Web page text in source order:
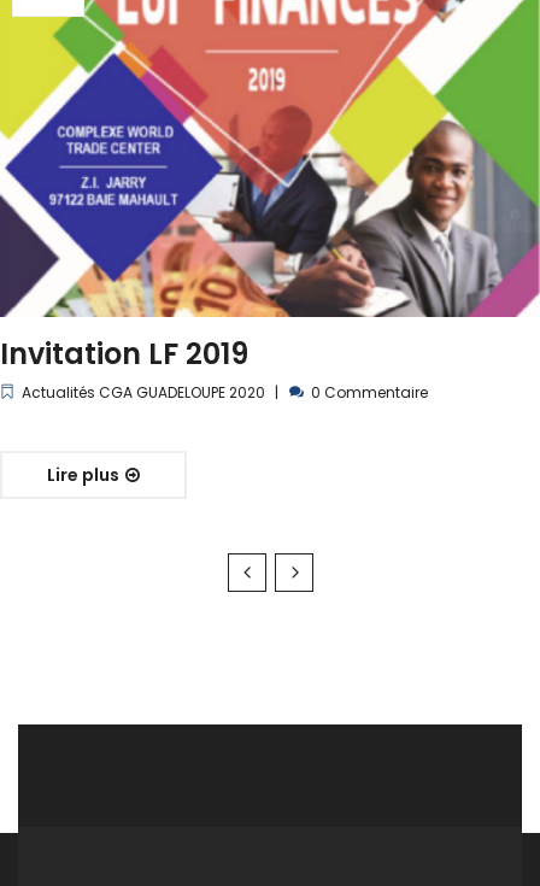
Invitation LF 2019
Actualités CGA GUADELOUPE 2020 0 Commentaire
Lire plus